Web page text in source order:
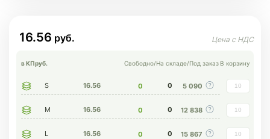
16.56
в КПруб. Свободно/На складе/Под заказ В корзину
S 16.56 0 0 5 090
M 16.56 0 0 12 838
L 16.56 0 0 15 867